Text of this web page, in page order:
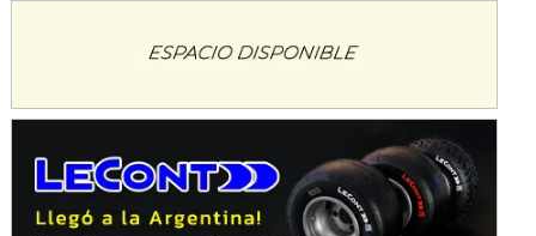
Juventud Unida (Tierra)
Humboldt (Santa Fe)
NORESTE SANTAFESINO - F6
Avellaneda (Santa Fe)
José Samuel Sánchez (Tierra)